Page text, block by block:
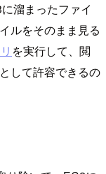
溜まったファイ
ルをそのまま見る
を実行して、閲
して許容できるの